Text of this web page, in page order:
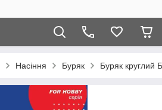
Насіння Буряк Буряк круглий